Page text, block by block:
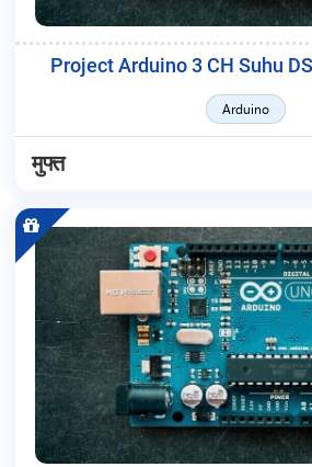
Project Arduino 3 CH Suhu
Arduino
मुफ्त